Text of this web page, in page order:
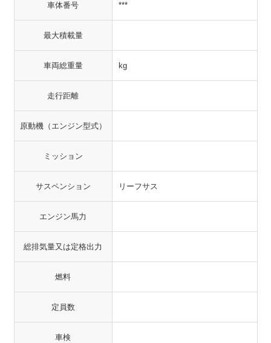
車体番号 ***
最大積載量
車両総重量 kg
走行距離
原動機（エンジン型式）
ミッション
サスペンション リーフサス
エンジン馬力
総排気量又は定格出力
燃料
定員数
車検